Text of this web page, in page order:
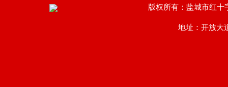
版权所有：盐城市红十
地址：开放大